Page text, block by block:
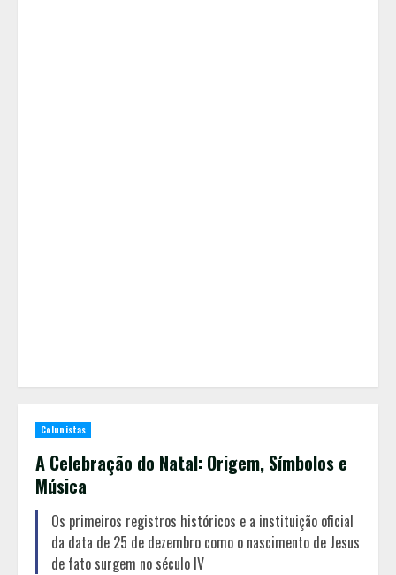
Colunistas
A Celebração do Natal: Origem, Símbolos e
Música
Os primeiros registros históricos e a instituição oficial
da data de 25 de dezembro como o nascimento de Jesus
de fato surgem no século IV